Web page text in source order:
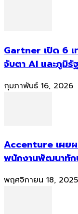
Gartner เปิด 6
จับตา AI และภูมิรั
กุมภาพันธ์ 16, 2026
Accenture เผยผ
พนักงานพัฒนาทัก
พฤศจิกายน 18, 2025